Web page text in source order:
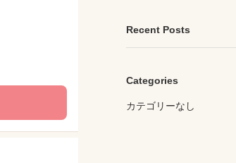
Recent Posts
Categories
カテゴリーなし